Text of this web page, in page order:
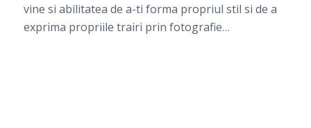
vine si abilitatea de a-ti forma propriul stil si de a
exprima propriile trairi prin fotografie…